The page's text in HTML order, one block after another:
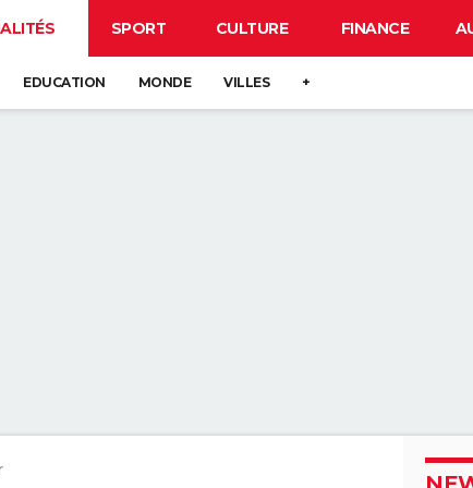
SPORT CULTURE FINANCE
EDUCATION MONDE VILLES +